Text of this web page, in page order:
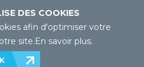
DES COOKIES
afin d'optimiser votre
site.En savoir plus.